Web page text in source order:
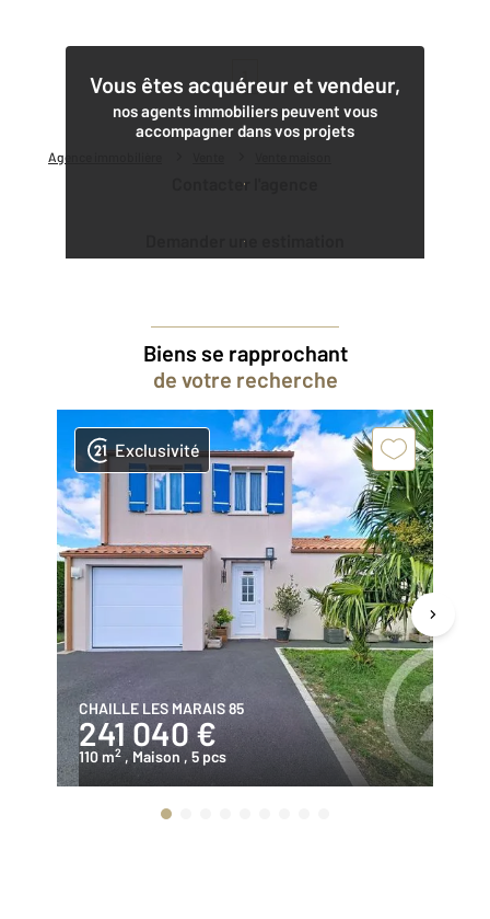
Agence immobilière
Vous êtes acquéreur et vendeur,
nos agents immobiliers peuvent vous
accompagner dans vos projets
Contacter l'agence
Demander une estimation
1
Biens se rapprochant
de votre recherche
Exclusivité
CHAILLE LES MARAIS 85
241 040 €
110 m2 , Maison , 5 pcs